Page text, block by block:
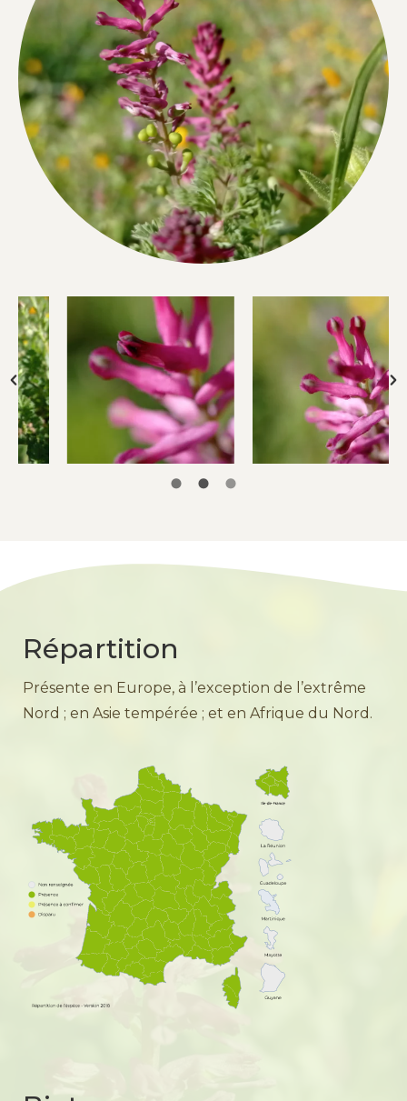
Répartition
Présente en Europe, à l’exception de l’extrême
Nord ; en Asie tempérée ; et en Afrique du Nord.